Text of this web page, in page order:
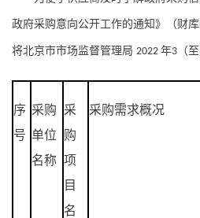
政府采购意向公开工作的通知》（财库
将北京市市场监督管理局 2022 年3 （至
序
号
采购
单位
名称
采
购
项
目
名
采购需求概况